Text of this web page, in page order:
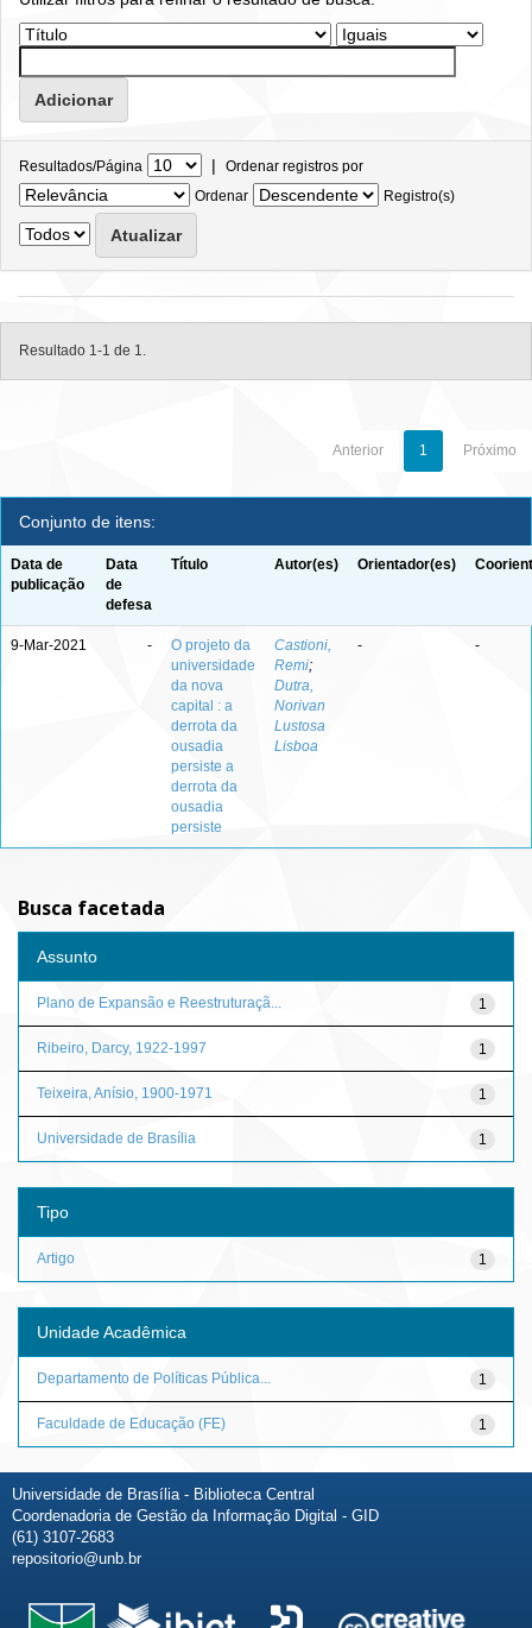
Resultados/Página | Ordenar registros por
Ordenar
Registro(s)
Resultado 1-1 de 1.
Anterior 1 Próximo
Conjunto de itens:
Data de
publicação
Data
de
defesa
Título Autor(es) Orientador(es)
9-Mar-2021 -
O projeto da
universidade
da nova
capital : a
derrota da
ousadia
persiste a
derrota da
ousadia
persiste
Castioni,
Remi;
Dutra,
Norivan
Lustosa
Lisboa
- -
Busca facetada
Assunto
1
Plano de Expansão e Reestruturaçã...
1
Ribeiro, Darcy, 1922-1997
1
Teixeira, Anísio, 1900-1971
1
Universidade de Brasília
Tipo
1
Artigo
Unidade Acadêmica
1
Departamento de Políticas Pública...
1
Faculdade de Educação (FE)
Universidade de Brasília - Biblioteca Central
Coordenadoria de Gestão da Informação Digital - GID
(61) 3107-2683
repositorio@unb.br